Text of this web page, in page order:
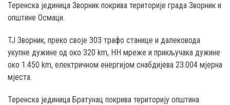
Теренска јединица Зворник покрива територије града Зворник и
општине Осмаци.
ТЈ Зворник, преко своје 303 трафо станице и далековода
укупне дужине од око 320 km, НН мреже и прикључака дужине
око 1.450 km, електричном енергијом снабдијева 23.004 мјерна
мјеста.
Теренска јединица Братунац покрива територију општина